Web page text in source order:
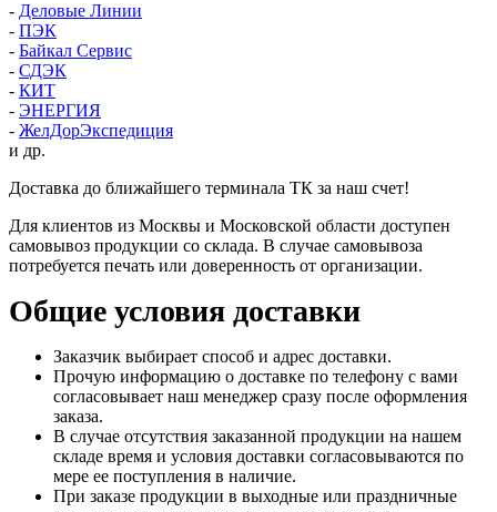
- Деловые Линии
- ПЭК
- Байкал Сервис
- СДЭК
- КИТ
- ЭНЕРГИЯ
- ЖелДорЭкспедиция
и др.
Доставка до ближайшего терминала ТК за наш счет!
Для клиентов из Москвы и Московской области доступен
самовывоз продукции со склада. В случае самовывоза
потребуется печать или доверенность от организации.
Общие условия доставки
Заказчик выбирает способ и адрес доставки.
Прочую информацию о доставке по телефону с вами
согласовывает наш менеджер сразу после оформления
заказа.
В случае отсутствия заказанной продукции на нашем
складе время и условия доставки согласовываются по
мере ее поступления в наличие.
При заказе продукции в выходные или праздничные